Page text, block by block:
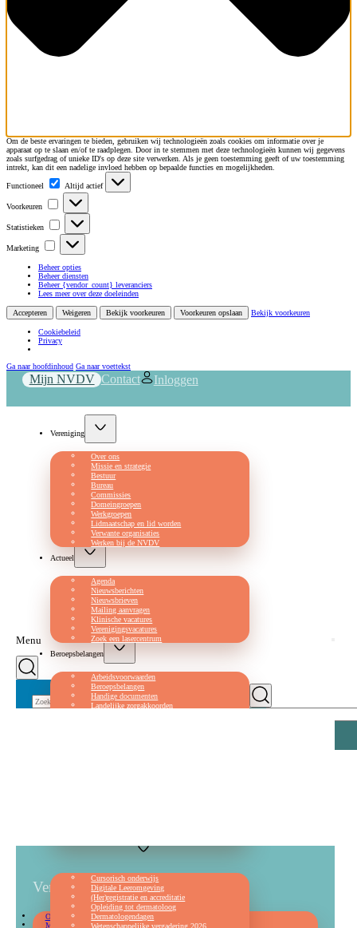
Om de beste ervaringen te bieden, gebruiken wij technologieën zoals cookies om informatie over je
apparaat op te slaan en/of te raadplegen. Door in te stemmen met deze technologieën kunnen wij gegevens
zoals surfgedrag of unieke ID's op deze site verwerken. Als je geen toestemming geeft of uw toestemming
intrekt, kan dit een nadelige invloed hebben op bepaalde functies en mogelijkheden.
Functioneel
Altijd actief
Voorkeuren
Voorkeuren
Statistieken
Statistieken
Marketing
Marketing
Beheer opties
Beheer diensten
Beheer {vendor_count} leveranciers
Lees meer over deze doeleinden
Accepteren Weigeren Bekijk voorkeuren Voorkeuren opslaan Bekijk voorkeuren
Cookiebeleid
Privacy
Ga naar hoofdinhoud Ga naar voettekst
Mijn NVDV Contact Inloggen
Vereniging
Over ons
Missie en strategie
Bestuur
Bureau
Commissies
Domeingroepen
Werkgroepen
Lidmaatschap en lid worden
Verwante organisaties
Werken bij de NVDV
Actueel
Agenda
Nieuwsberichten
Nieuwsbrieven
Mailing aanvragen
Klinische vacatures
Verenigingsvacatures
Zoek een lasercentrum
Beroepsbelangen
Arbeidsvoorwaarden
Beroepsbelangen
Handige documenten
Landelijke zorgakkoorden
Cursorisch onderwijs
Digitale Leeromgeving
(Her)registratie en accreditatie
Opleiding tot dermatoloog
Dermatologendagen
Wetenschappelijke vergadering 2026
Zoeken
Menu
Zoeken
Vereniging
Over ons
Missie en strategie